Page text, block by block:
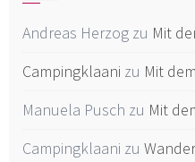
Andreas Herzog zu Mit
Campingklaani zu Mit
Manuela Pusch zu Mit
Campingklaani zu